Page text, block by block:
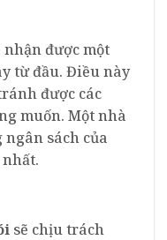
được một
từ đầu. Điều này
được các
muốn. Một nhà
sách của
sẽ chịu trách